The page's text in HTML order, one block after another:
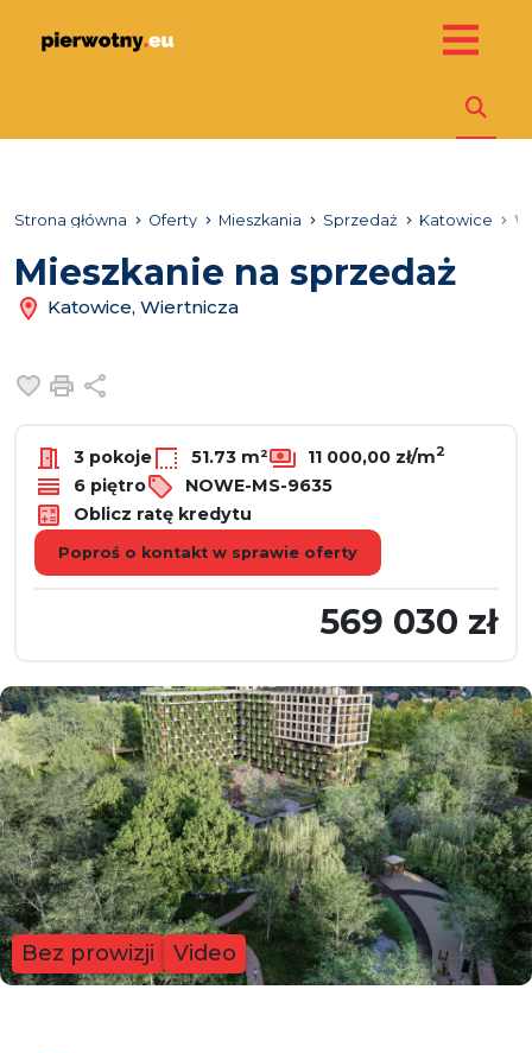
Strona główna Oferty Mieszkania Sprzedaż Katowice
Mieszkanie na sprzedaż
Katowice, Wiertnicza
Dodaj do ulubionych
Drukuj
3 pokoje 51.73 m² 11 000,00 zł/m2
6 piętro
NOWE-MS-9635
Oblicz ratę kredytu
Poproś o kontakt w sprawie oferty
569 030 zł
Bez prowizji Video